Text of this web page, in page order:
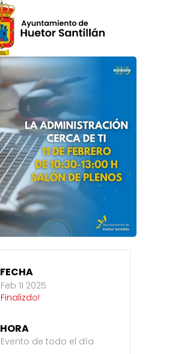
FECHA
Feb 11 2025
Finalizdo!
HORA
Evento de todo el día